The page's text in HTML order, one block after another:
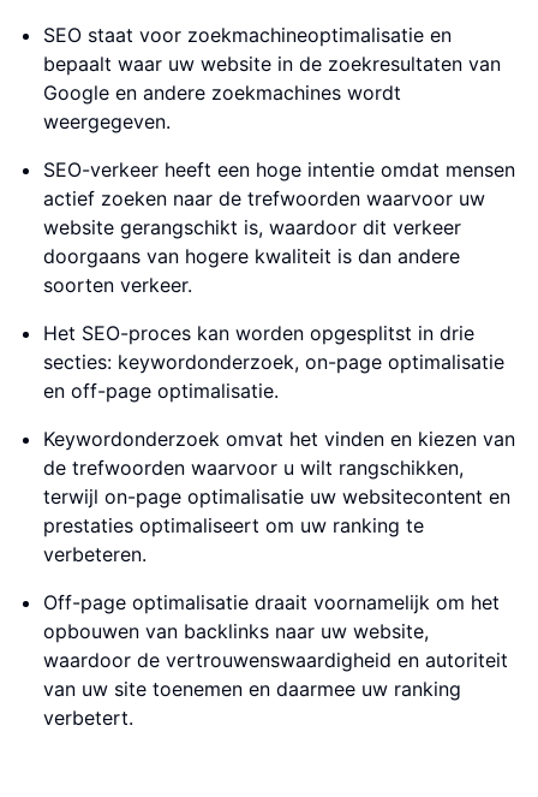
SEO staat voor zoekmachineoptimalisatie en
bepaalt waar uw website in de zoekresultaten van
Google en andere zoekmachines wordt
weergegeven.
SEO-verkeer heeft een hoge intentie omdat mensen
actief zoeken naar de trefwoorden waarvoor uw
website gerangschikt is, waardoor dit verkeer
doorgaans van hogere kwaliteit is dan andere
soorten verkeer.
Het SEO-proces kan worden opgesplitst in drie
secties: keywordonderzoek, on-page optimalisatie
en off-page optimalisatie.
Keywordonderzoek omvat het vinden en kiezen van
de trefwoorden waarvoor u wilt rangschikken,
terwijl on-page optimalisatie uw websitecontent en
prestaties optimaliseert om uw ranking te
verbeteren.
Off-page optimalisatie draait voornamelijk om het
opbouwen van backlinks naar uw website,
waardoor de vertrouwenswaardigheid en autoriteit
van uw site toenemen en daarmee uw ranking
verbetert.